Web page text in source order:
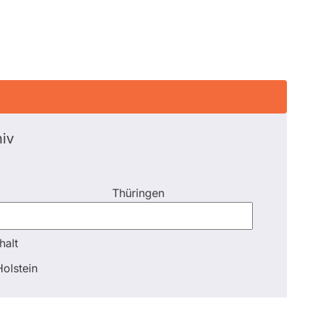
Thüringen